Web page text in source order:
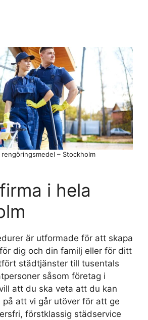
i hela
är utformade för att skapa
dig och din familj eller för ditt
städtjänster till tusentals
såsom företag i
att du ska veta att du kan
att vi går utöver för att ge
förstklassig städservice
rengöringsmedel – Stockholm